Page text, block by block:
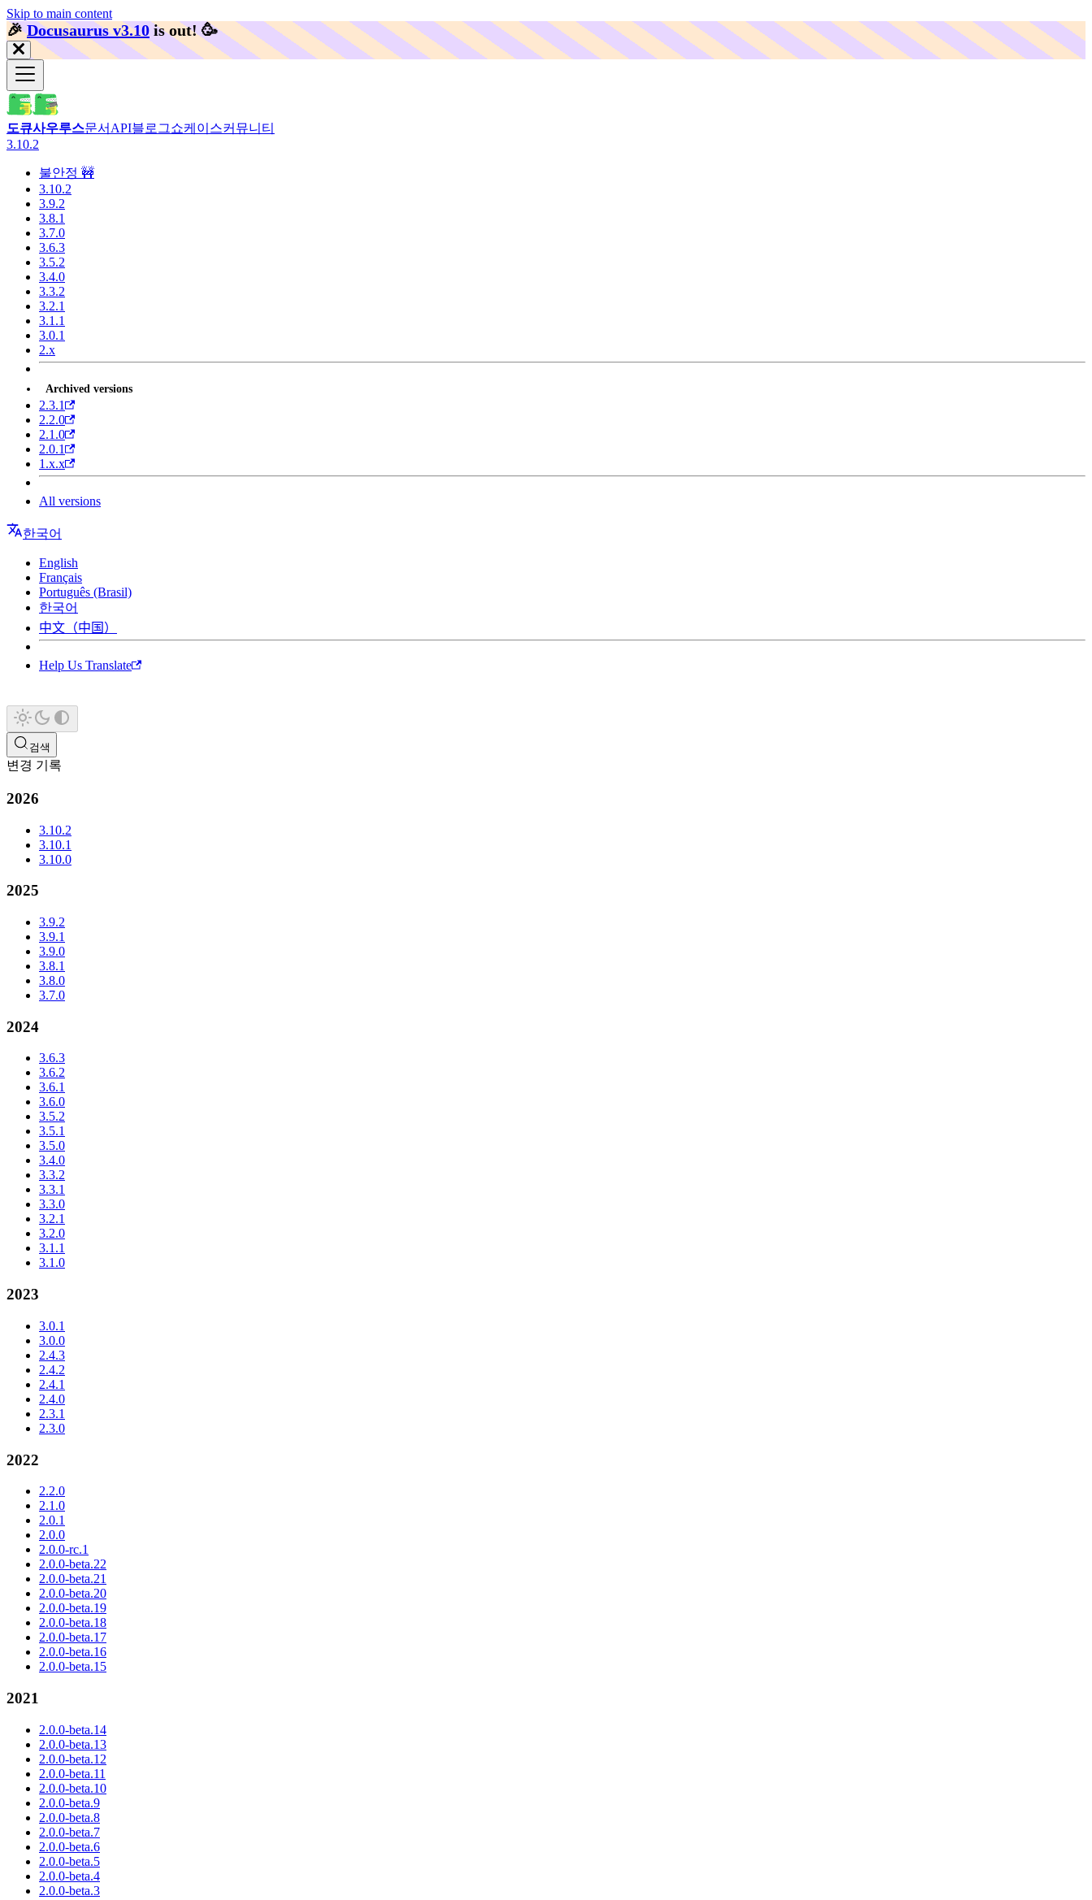
Skip to main content
🎉️Docusaurus v3.10 is out! 🥳️
도큐사우루스문서 API블로그쇼케이스커뮤니티
3.10.2
불안정 🚧
3.10.2
3.9.2
3.8.1
3.7.0
3.6.3
3.5.2
3.4.0
3.3.2
3.2.1
3.1.1
3.0.1
2.x
Archived versions
2.3.1
2.2.0
2.1.0
2.0.1
1.x.x
All versions
한국어
English
Français
Português (Brasil)
한국어
中文（中国）
Help Us Translate
검색
변경 기록
2026
3.10.2
3.10.1
3.10.0
2025
3.9.2
3.9.1
3.9.0
3.8.1
3.8.0
3.7.0
2024
3.6.3
3.6.2
3.6.1
3.6.0
3.5.2
3.5.1
3.5.0
3.4.0
3.3.2
3.3.1
3.3.0
3.2.1
3.2.0
3.1.1
3.1.0
2023
3.0.1
3.0.0
2.4.3
2.4.2
2.4.1
2.4.0
2.3.1
2.3.0
2022
2.2.0
2.1.0
2.0.1
2.0.0
2.0.0-rc.1
2.0.0-beta.22
2.0.0-beta.21
2.0.0-beta.20
2.0.0-beta.19
2.0.0-beta.18
2.0.0-beta.17
2.0.0-beta.16
2.0.0-beta.15
2021
2.0.0-beta.14
2.0.0-beta.13
2.0.0-beta.12
2.0.0-beta.11
2.0.0-beta.10
2.0.0-beta.9
2.0.0-beta.8
2.0.0-beta.7
2.0.0-beta.6
2.0.0-beta.5
2.0.0-beta.4
2.0.0-beta.3